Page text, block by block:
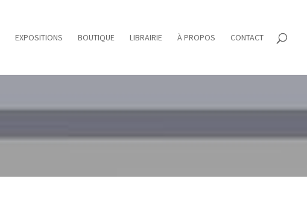
EXPOSITIONS BOUTIQUE LIBRAIRIE À PROPOS CONTACT